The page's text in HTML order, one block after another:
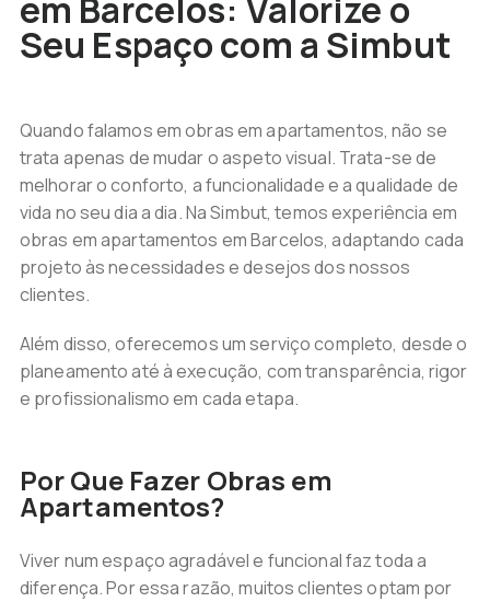
em Barcelos: Valorize o
Seu Espaço com a Simbut
Quando falamos em obras em apartamentos, não se
trata apenas de mudar o aspeto visual. Trata-se de
melhorar o conforto, a funcionalidade e a qualidade de
vida no seu dia a dia. Na Simbut, temos experiência em
obras em apartamentos em Barcelos, adaptando cada
projeto às necessidades e desejos dos nossos
clientes.
Além disso, oferecemos um serviço completo, desde o
planeamento até à execução, com transparência, rigor
e profissionalismo em cada etapa.
Por Que Fazer Obras em
Apartamentos?
Viver num espaço agradável e funcional faz toda a
diferença. Por essa razão, muitos clientes optam por